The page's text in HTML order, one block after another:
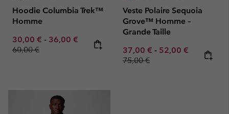
Hoodie Columbia Trek™
Homme
Minimum sale price:
30,00 € - Maximum sale price:
36,00 € Regular price:
60,00 €
Veste Polaire Sequoia
Grove™ Homme –
Grande Taille
Minimum sale price:
37,00 € - Maximum sale
52,00 € Regular
75,00 €